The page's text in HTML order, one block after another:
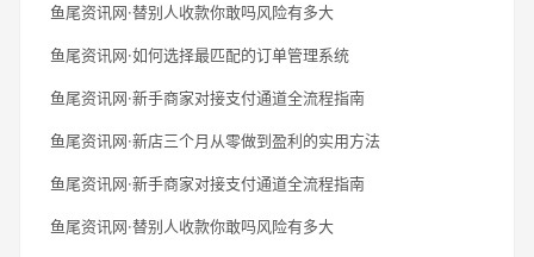
鱼尾资讯网·替别人收款你敢吗风险有多大
鱼尾资讯网·如何选择最匹配的订单管理系统
鱼尾资讯网·新手商家对接支付通道全流程指南
鱼尾资讯网·新店三个月从零做到盈利的实用方法
鱼尾资讯网·新手商家对接支付通道全流程指南
鱼尾资讯网·替别人收款你敢吗风险有多大